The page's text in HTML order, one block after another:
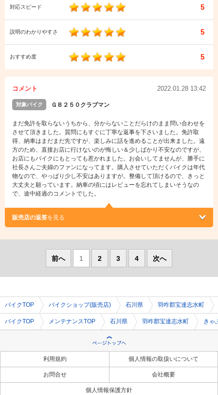
対応スピード 5
説明のわかりやすさ 5
おすすめ度 5
コメント 2022.01.28 13:42
対象バイク ＧＢ２５０クラブマン
まだ免許を取らないうちから、分からないことだらけのまま問い合わせを
させて頂きました。質問にもすぐに丁寧な返事を下さいました。免許取
得、納車はまだまだ先ですが、楽しみに話を進めることが出来ました。遠
方のため、直接お店に行けないのが悔しい＆少しばかり不安なのですが、
お店にもバイクにもとっても惹かれました。お会いしてませんが、勝手に
社長さんご夫婦のファンになってます。購入させていただくバイクは年代
物なので、やっぱり少し不安はありますが。整備して頂けるので、きっと
大丈夫と願っています。納車の頃にはレビューを忘れてしまいそうなの
で、途中経過のコメントでした。
販売店の返答を見る
前へ 1 2 3 4 次へ
バイクTOP バイクショップ(販売店) 石川県 羽咋郡宝達志水町
バイクTOP メンテナンスTOP 石川県 羽咋郡宝達志水町 きゃ
利用規約 個人情報の取扱いについて
お問合せ 会社概要
個人情報保護方針